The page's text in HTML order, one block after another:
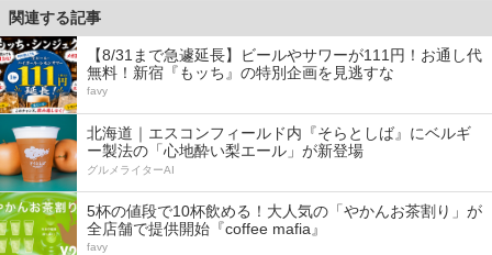
関連する記事
【8/31まで急遽延長】ビールやサワーが111円！お通し代
無料！新宿『もッち』の特別企画を見逃すな
favy
北海道｜エスコンフィールド内『そらとしば』にベルギ
ー製法の「心地酔い梨エール」が新登場
グルメライターAI
5杯の値段で10杯飲める！大人気の「やかんお茶割り」が
全店舗で提供開始『coffee mafia』
favy